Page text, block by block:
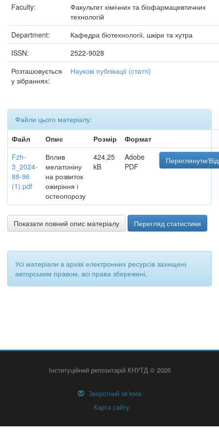
Faculty:
Факультет хімічних та біофармацевтичних
технологій
Department:
Кафедра біотехнології, шкіри та хутра
ISSN:
2522-9028
Розташовується
у зібраннях:
Наукові публікації (статті)
Файли цього матеріалу:
Файл
Опис Розмір
Формат
Fzh-
3_2024-
88-96
(1).pdf
Вплив
мелатоніну
на розвиток
ожиріння і
остеопорозу
424,25
kB
Adobe
PDF
Переглянути/
Показати повний опис матеріалу Перегляд статистики
Усі матеріали в архіві електронних ресурсів захищені
авторським правом, всі права збережені.
Інституційний репозитарій КНУТД © 2026
Зворотний зв’язок
Карта сайту